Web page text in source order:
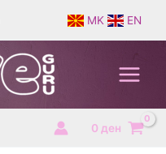
MK EN
0 ден